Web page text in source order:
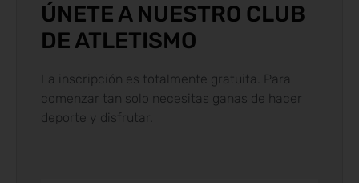
ÚNETE A NUESTRO CLUB
DE ATLETISMO
La inscripción es totalmente gratuita. Para
comenzar tan solo necesitas ganas de hacer
deporte y disfrutar.